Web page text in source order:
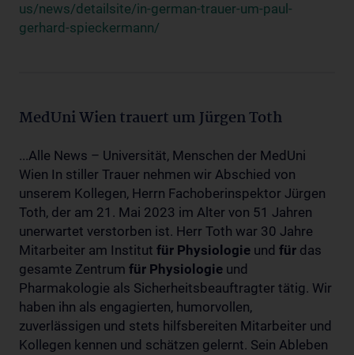
us/news/detailsite/in-german-trauer-um-paul-
gerhard-spieckermann/
MedUni Wien trauert um Jürgen Toth
...Alle News – Universität, Menschen der MedUni
Wien In stiller Trauer nehmen wir Abschied von
unserem Kollegen, Herrn Fachoberinspektor Jürgen
Toth, der am 21. Mai 2023 im Alter von 51 Jahren
unerwartet verstorben ist. Herr Toth war 30 Jahre
Mitarbeiter am Institut für Physiologie und für das
gesamte Zentrum für Physiologie und
Pharmakologie als Sicherheitsbeauftragter tätig. Wir
haben ihn als engagierten, humorvollen,
zuverlässigen und stets hilfsbereiten Mitarbeiter und
Kollegen kennen und schätzen gelernt. Sein Ableben